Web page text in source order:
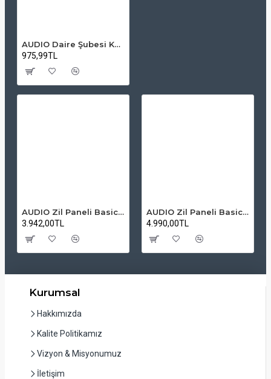
AUDIO Daire Şubesi Kapıcılı 1013 – Kapı ve Kapıcı ile Görüşme Özellikli
975,99TL
AUDIO Zil Paneli Basic Hpli Çift Buton 14'lü Sesli Apartman Diafon Kapı Paneli
3.942,00TL
AUDIO Zil Paneli Basic Hpli Çift Buton 20'li Sesli Apartman Diafon Kapı Paneli
4.990,00TL
Kurumsal
Hakkımızda
Kalite Politikamız
Vizyon & Misyonumuz
İletişim